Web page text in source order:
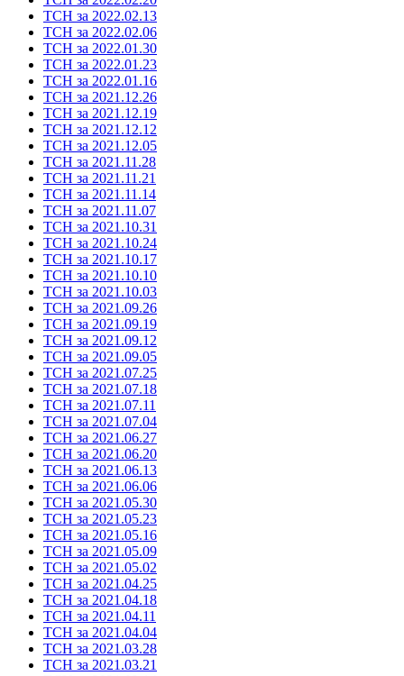
ТСН за 2022.02.13
ТСН за 2022.02.06
ТСН за 2022.01.30
ТСН за 2022.01.23
ТСН за 2022.01.16
ТСН за 2021.12.26
ТСН за 2021.12.19
ТСН за 2021.12.12
ТСН за 2021.12.05
ТСН за 2021.11.28
ТСН за 2021.11.21
ТСН за 2021.11.14
ТСН за 2021.11.07
ТСН за 2021.10.31
ТСН за 2021.10.24
ТСН за 2021.10.17
ТСН за 2021.10.10
ТСН за 2021.10.03
ТСН за 2021.09.26
ТСН за 2021.09.19
ТСН за 2021.09.12
ТСН за 2021.09.05
ТСН за 2021.07.25
ТСН за 2021.07.18
ТСН за 2021.07.11
ТСН за 2021.07.04
ТСН за 2021.06.27
ТСН за 2021.06.20
ТСН за 2021.06.13
ТСН за 2021.06.06
ТСН за 2021.05.30
ТСН за 2021.05.23
ТСН за 2021.05.16
ТСН за 2021.05.09
ТСН за 2021.05.02
ТСН за 2021.04.25
ТСН за 2021.04.18
ТСН за 2021.04.11
ТСН за 2021.04.04
ТСН за 2021.03.28
ТСН за 2021.03.21